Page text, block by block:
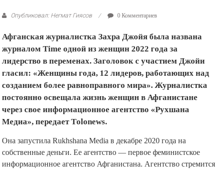
Опубликовал: Негмат Гиясов 0 Комментариев
Афганская журналистка Захра Джойя была названа
журналом Time одной из женщин 2022 года за
лидерство в переменах. Заголовок с участием Джойи
гласил: «Женщины года, 12 лидеров, работающих над
созданием более равноправного мира». Журналистка
постоянно освещала жизнь женщин в Афганистане
через свое информационное агентство «Рухшана
Медиа», передает Тolonews.
Она запустила Rukhshana Media в декабре 2020 года на
собственные деньги. Ее агентство — первое феминистское
информационное агентство Афганистана. Агентство стремится